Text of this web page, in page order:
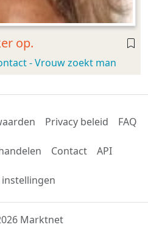
op.
- Vrouw zoekt man
Privacy beleid FAQ
Contact API
instellingen
Marktnet